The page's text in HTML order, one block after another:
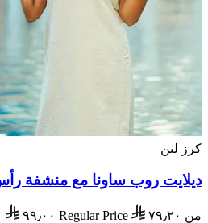
كرز لنن
ديلايت روب ساونا مع منشفة رأس
من ٧٩٫٢٠ Regular Price ٩٩٫٠٠